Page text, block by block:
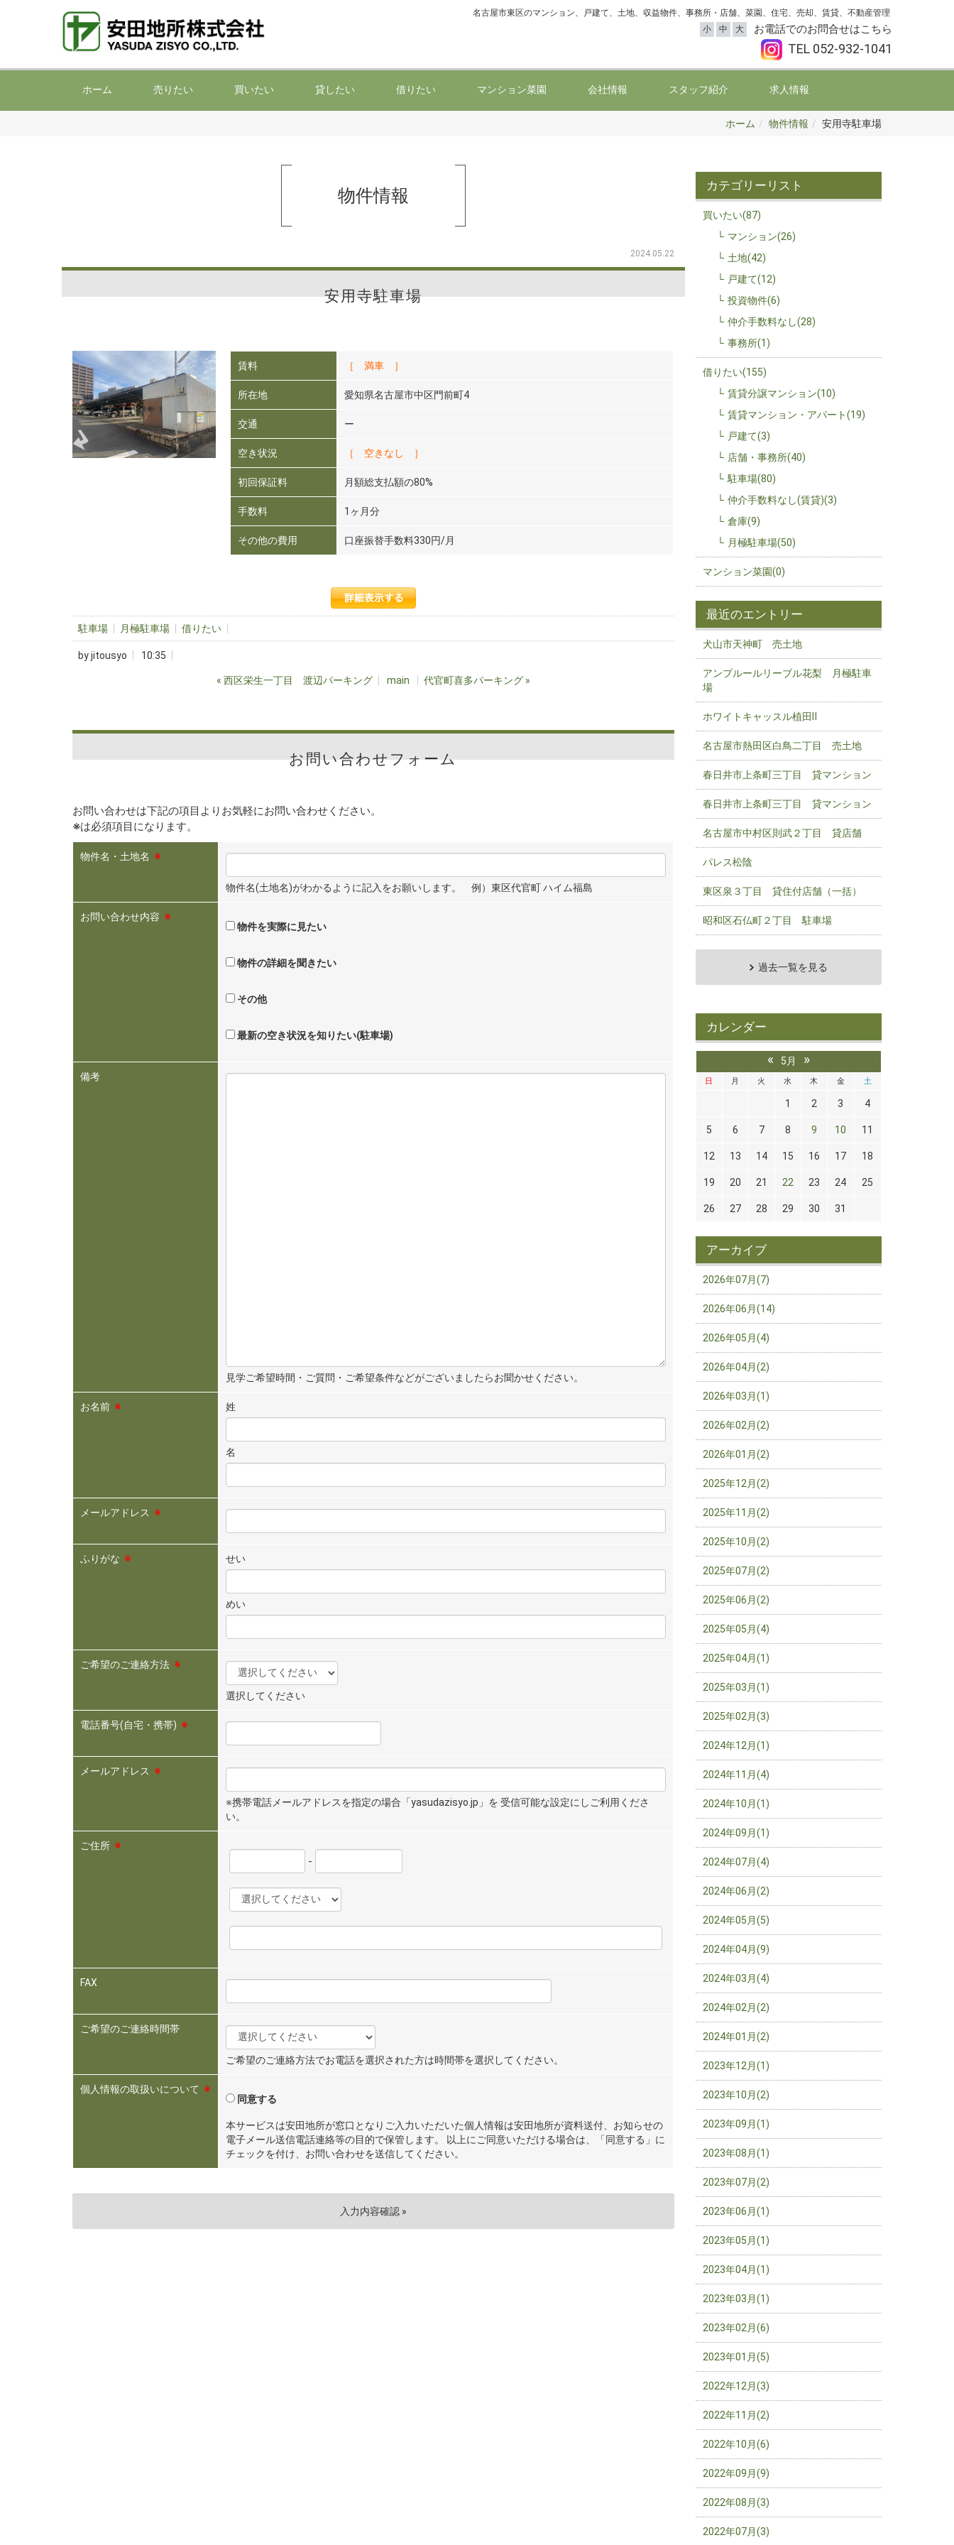
名古屋市東区のマンション、戸建て、土地、収益物件、事務所・店舗、菜園、住宅、売却、賃貸、不動産管理
お電話でのお問合せはこちら
TEL 052-932-1041
小 中 大
ホーム 売りたい 買いたい 貸したい 借りたい マンション菜園 会社情報 スタッフ紹介 求人情報
ホーム 物件情報 安用寺駐車場
物件情報
2024.05.22
安用寺駐車場
賃料 ［ 満車 ］
所在地 愛知県名古屋市中区門前町4
交通 ー
空き状況 ［ 空きなし ］
初回保証料 月額総支払額の80%
手数料 1ヶ月分
その他の費用 口座振替手数料330円/月
駐車場 月極駐車場 借りたい
byjitousyo 10:35
« 西区栄生一丁目 渡辺パーキング main 代官町喜多パーキング»
お問い合わせフォーム
お問い合わせは下記の項目よりお気軽にお問い合わせください。
※は必須項目になります。
物件名・土地名 ※
物件名(土地名)がわかるように記入をお願いします。 例）東区代官町 ハイム福島
お問い合わせ内容 ※
物件を実際に見たい
物件の詳細を聞きたい
その他
最新の空き状況を知りたい(駐車場)
備考
見学ご希望時間・ご質問・ご希望条件などがございましたらお聞かせください。
お名前 ※ 姓
名
メールアドレス ※
ふりがな ※ せい
めい
ご希望のご連絡方法 ※
選択してください
電話番号(自宅・携帯) ※
メールアドレス ※
※携帯電話メールアドレスを指定の場合「yasudazisyo.jp」を 受信可能な設定にしご利用くださ
い。
ご住所 ※
-
FAX
ご希望のご連絡時間帯
ご希望のご連絡方法でお電話を選択された方は時間帯を選択してください。
個人情報の取扱いについて ※
同意する
本サービスは安田地所が窓口となりご入力いただいた個人情報は安田地所が資料送付、お知らせの
電子メール送信電話連絡等の目的で保管します。 以上にご同意いただける場合は、「同意する」に
チェックを付け、お問い合わせを送信してください。
カテゴリーリスト
買いたい(87)
マンション(26)
土地(42)
戸建て(12)
投資物件(6)
仲介手数料なし(28)
事務所(1)
借りたい(155)
賃貸分譲マンション(10)
賃貸マンション・アパート(19)
戸建て(3)
店舗・事務所(40)
駐車場(80)
仲介手数料なし(賃貸)(3)
倉庫(9)
月極駐車場(50)
マンション菜園(0)
最近のエントリー
犬山市天神町 売土地
アンプルールリーブル花梨 月極駐車
場
ホワイトキャッスル植田Ⅱ
名古屋市熱田区白鳥二丁目 売土地
春日井市上条町三丁目 貸マンション
春日井市上条町三丁目 貸マンション
名古屋市中村区則武２丁目 貸店舗
パレス松陰
東区泉３丁目 貸住付店舗（一括）
昭和区石仏町２丁目 駐車場
過去一覧を見る
カレンダー
« 5月 »
日 月 火 水 木 金 土
1 2 3 4
5 6 7 8 9 10 11
12 13 14 15 16 17 18
19 20 21 22 23 24 25
26 27 28 29 30 31
アーカイブ
2026年07月(7)
2026年06月(14)
2026年05月(4)
2026年04月(2)
2026年03月(1)
2026年02月(2)
2026年01月(2)
2025年12月(2)
2025年11月(2)
2025年10月(2)
2025年07月(2)
2025年06月(2)
2025年05月(4)
2025年04月(1)
2025年03月(1)
2025年02月(3)
2024年12月(1)
2024年11月(4)
2024年10月(1)
2024年09月(1)
2024年07月(4)
2024年06月(2)
2024年05月(5)
2024年04月(9)
2024年03月(4)
2024年02月(2)
2024年01月(2)
2023年12月(1)
2023年10月(2)
2023年09月(1)
2023年08月(1)
2023年07月(2)
2023年06月(1)
2023年05月(1)
2023年04月(1)
2023年03月(1)
2023年02月(6)
2023年01月(5)
2022年12月(3)
2022年11月(2)
2022年10月(6)
2022年09月(9)
2022年08月(3)
2022年07月(3)